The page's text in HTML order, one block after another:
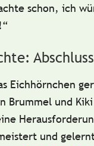
schon, ich
Abschluss
Eichhörnchen
Brummel und
und